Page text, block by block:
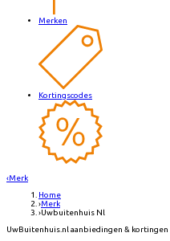
Merken
Kortingscodes
‹Merk
Home
›Merk
›Uwbuitenhuis Nl
UwBuitenhuis.nl aanbiedingen & kortingen